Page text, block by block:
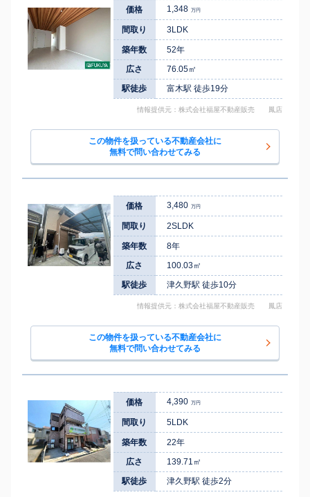
価格 1,348 万円
間取り 3LDK
築年数
52年
広さ
76.05㎡
駅徒歩
富木駅 徒歩19分
情報提供元：株式会社福屋不動産販売 鳳店
この物件を扱っている不動産会社に
無料で問い合わせてみる
価格 3,480 万円
間取り 2SLDK
築年数
8年
広さ
100.03㎡
駅徒歩
津久野駅 徒歩10分
情報提供元：株式会社福屋不動産販売 鳳店
この物件を扱っている不動産会社に
無料で問い合わせてみる
価格 4,390 万円
間取り 5LDK
築年数
22年
広さ
139.71㎡
駅徒歩
津久野駅 徒歩2分